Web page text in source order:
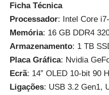
Ficha Técnica
Processador: Intel Core
Memória: 16 GB DDR4
Armazenamento: 1 TB
Placa Gráfica: Nvidia
Ecrã: 14” OLED 10-bit 90
Ligações: USB 3.2 Gen1,